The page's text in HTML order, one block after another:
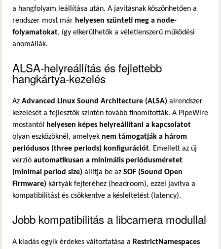
a hangfolyam leállítása után. A javításnak köszönhetően a
rendszer most már helyesen szünteti meg a node-
folyamatokat, így elkerülhetők a véletlenszerű működési
anomáliák.
ALSA-helyreállítás és fejlettebb
hangkártya-kezelés
Az Advanced Linux Sound Architecture (ALSA) alrendszer
kezelését a fejlesztők szintén tovább finomították. A PipeWire
mostantól
helyesen képes helyreállítani a kapcsolatot
olyan eszközöknél, amelyek nem támogatják a három
periódusos (three periods) konfigurációt. Emellett az új
verzió automatikusan a minimális periódusméretet
(minimal period size) állítja be az SOF (Sound Open
Firmware) kártyák fejteréhez (headroom), ezzel javítva a
kompatibilitást és csökkentve a késleltetést (latency).
Jobb kompatibilitás a libcamera modullal
A kiadás egyik érdekes változtatása a RestrictNamespaces